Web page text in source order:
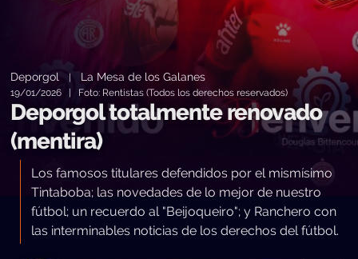
Deporgol La Mesa de los Galanes
19/01/2026 | Foto: Rentistas (Todos los derechos reservados)
Deporgol totalmente renovado
(mentira)
Los famosos titulares defendidos por el mismísimo
Tintaboba; las novedades de lo mejor de nuestro
fútbol; un recuerdo al "Beijoqueiro"; y Ranchero con
las interminables noticias de los derechos del fútbol.